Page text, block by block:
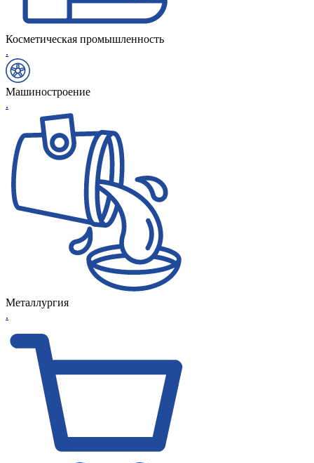
Косметическая промышленность
.
Машиностроение
.
Металлургия
.